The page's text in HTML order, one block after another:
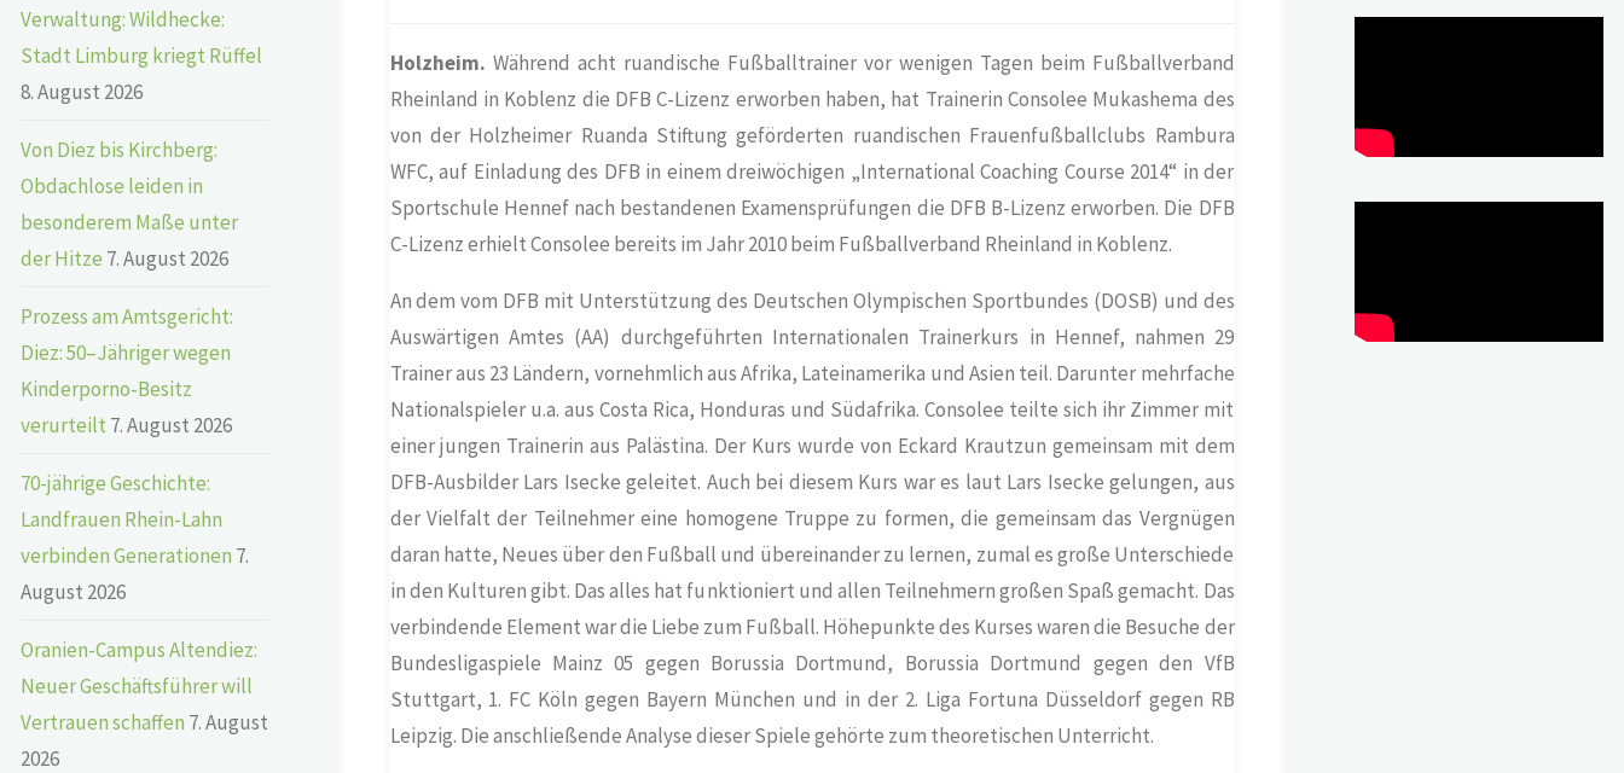
Holzheim. Während acht ruandische Fußballtrainer vor wenigen Tagen beim Fußballverband
Rheinland in Koblenz die DFB C-Lizenz erworben haben, hat Trainerin Consolee Mukashema des
von der Holzheimer Ruanda Stiftung geförderten ruandischen Frauenfußballclubs Rambura
WFC, auf Einladung des DFB in einem dreiwöchigen „International Coaching Course 2014“ in der
Sportschule Hennef nach bestandenen Examensprüfungen die DFB B-Lizenz erworben. Die DFB
C-Lizenz erhielt Consolee bereits im Jahr 2010 beim Fußballverband Rheinland in Koblenz.
An dem vom DFB mit Unterstützung des Deutschen Olympischen Sportbundes (DOSB) und des
Auswärtigen Amtes (AA) durchgeführten Internationalen Trainerkurs in Hennef, nahmen 29
Trainer aus 23 Ländern, vornehmlich aus Afrika, Lateinamerika und Asien teil. Darunter mehrfache
Nationalspieler u.a. aus Costa Rica, Honduras und Südafrika. Consolee teilte sich ihr Zimmer mit
einer jungen Trainerin aus Palästina. Der Kurs wurde von Eckard Krautzun gemeinsam mit dem
DFB-Ausbilder Lars Isecke geleitet. Auch bei diesem Kurs war es laut Lars Isecke gelungen, aus
der Vielfalt der Teilnehmer eine homogene Truppe zu formen, die gemeinsam das Vergnügen
daran hatte, Neues über den Fußball und übereinander zu lernen, zumal es große Unterschiede
in den Kulturen gibt. Das alles hat funktioniert und allen Teilnehmern großen Spaß gemacht. Das
verbindende Element war die Liebe zum Fußball. Höhepunkte des Kurses waren die Besuche der
Bundesligaspiele Mainz 05 gegen Borussia Dortmund, Borussia Dortmund gegen den VfB
Stuttgart, 1. FC Köln gegen Bayern München und in der 2. Liga Fortuna Düsseldorf gegen RB
Leipzig. Die anschließende Analyse dieser Spiele gehörte zum theoretischen Unterricht.
Verwaltung: Wildhecke:
Stadt Limburg kriegt Rüffel
8. August 2026
Von Diez bis Kirchberg:
Obdachlose leiden in
besonderem Maße unter
der Hitze 7. August 2026
Prozess am Amtsgericht:
Diez: 50–Jähriger wegen
Kinderporno-Besitz
verurteilt 7. August 2026
70-jährige Geschichte:
Landfrauen Rhein-Lahn
verbinden Generationen 7.
August 2026
Oranien-Campus Altendiez:
Neuer Geschäftsführer will
Vertrauen schaffen 7. August
2026